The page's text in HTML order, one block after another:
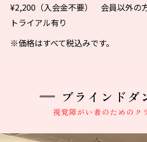
¥2,200（入会金不要） 会員以外の
トライアル有り
※価格はすべて税込みです。
ブラインドダ
視覚障がい者のためのク